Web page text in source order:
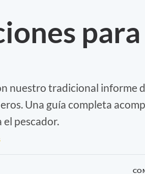
nuestro tradicional informe
Una guía completa
el pescador.